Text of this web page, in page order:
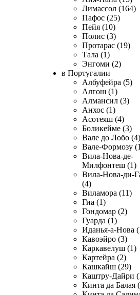
Лимассол (164)
Пафос (25)
Пейя (10)
Полис (3)
Протарас (19)
Тала (1)
Энгоми (2)
в Португалии
Албуфейра (5)
Алгош (1)
Алмансил (3)
Анхос (1)
Асотеяш (4)
Боликейме (3)
Вале до Лобо (4)
Вале-Формозу
Вила-Нова-де-
Милфонтеш (1)
Вила-Нова-ди-
(4)
Виламора (11)
Гиа (1)
Гондомар (2)
Гуарда (1)
Иданья-а-Нова
Кавоэйро (3)
Каркавелуш (1)
Картейра (2)
Кашкайш (29)
Каштру-Дайри
Кинта да Балая